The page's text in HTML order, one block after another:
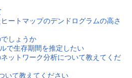
ートマップのデンドログラムの高さ
しょうか
で生存期間を推定したい
ットワーク分析について教えてくだ
いて教えてください